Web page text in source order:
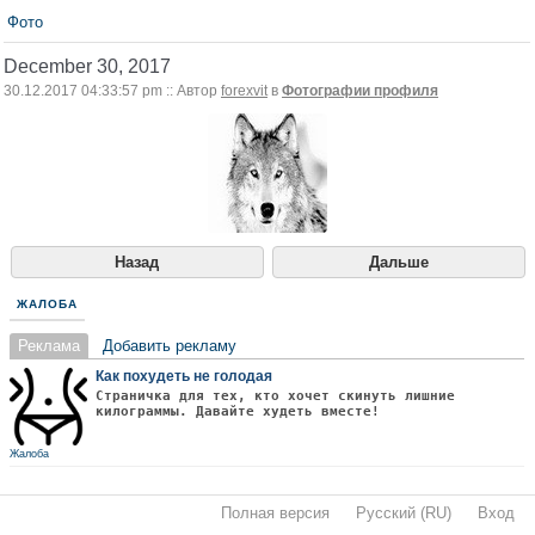
Фото
December 30, 2017
30.12.2017 04:33:57 pm :: Автор forexvitв Фотографии профиля
Назад Дальше
ЖАЛОБА
Реклама Добавить рекламу
Как похудеть не голодая
Страничка для тех, кто хочет скинуть лишние
килограммы. Давайте худеть вместе!
Жалоба
Полная версия Русский (RU) Вход